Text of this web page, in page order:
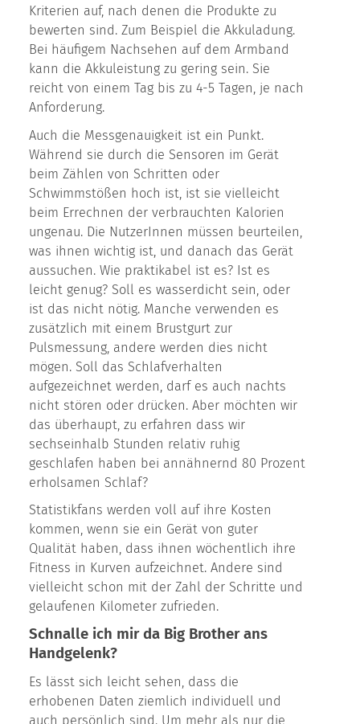
Kriterien auf, nach denen die Produkte zu
bewerten sind. Zum Beispiel die Akkuladung.
Bei häufigem Nachsehen auf dem Armband
kann die Akkuleistung zu gering sein. Sie
reicht von einem Tag bis zu 4-5 Tagen, je nach
Anforderung.
Auch die Messgenauigkeit ist ein Punkt.
Während sie durch die Sensoren im Gerät
beim Zählen von Schritten oder
Schwimmstößen hoch ist, ist sie vielleicht
beim Errechnen der verbrauchten Kalorien
ungenau. Die NutzerInnen müssen beurteilen,
was ihnen wichtig ist, und danach das Gerät
aussuchen. Wie praktikabel ist es? Ist es
leicht genug? Soll es wasserdicht sein, oder
ist das nicht nötig. Manche verwenden es
zusätzlich mit einem Brustgurt zur
Pulsmessung, andere werden dies nicht
mögen. Soll das Schlafverhalten
aufgezeichnet werden, darf es auch nachts
nicht stören oder drücken. Aber möchten wir
das überhaupt, zu erfahren dass wir
sechseinhalb Stunden relativ ruhig
geschlafen haben bei annähnernd 80 Prozent
erholsamen Schlaf?
Statistikfans werden voll auf ihre Kosten
kommen, wenn sie ein Gerät von guter
Qualität haben, dass ihnen wöchentlich ihre
Fitness in Kurven aufzeichnet. Andere sind
vielleicht schon mit der Zahl der Schritte und
gelaufenen Kilometer zufrieden.
Schnalle ich mir da Big Brother ans
Handgelenk?
Es lässt sich leicht sehen, dass die
erhobenen Daten ziemlich individuell und
auch persönlich sind. Um mehr als nur die